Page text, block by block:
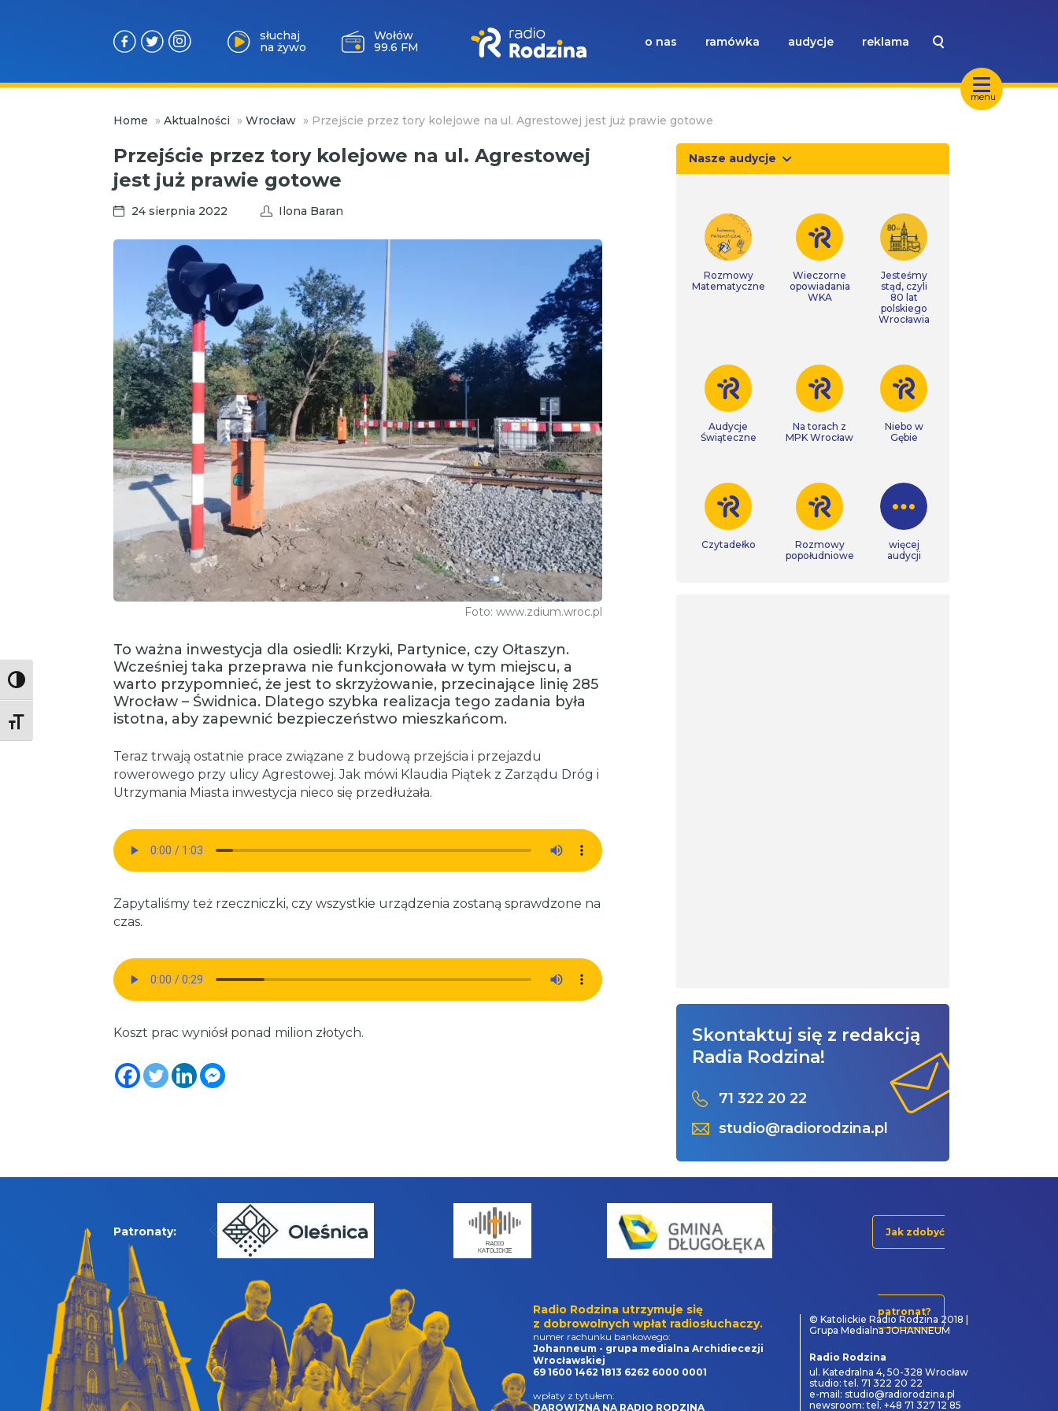
Toggle High Contrast
Toggle Font size
menu
słuchaj
na żywo
Milicz
88.5 FM
o nas ramówka audycje reklama
Home » Aktualności » Wrocław » Przejście przez tory kolejowe na ul. Agrestowej jest już prawie gotowe
Przejście przez tory kolejowe na ul. Agrestowej
jest już prawie gotowe
24 sierpnia 2022 Ilona Baran
Foto: www.zdium.wroc.pl
To ważna inwestycja dla osiedli: Krzyki, Partynice, czy Ołtaszyn.
Wcześniej taka przeprawa nie funkcjonowała w tym miejscu, a
warto przypomnieć, że jest to skrzyżowanie, przecinające linię 285
Wrocław – Świdnica. Dlatego szybka realizacja tego zadania była
istotna, aby zapewnić bezpieczeństwo mieszkańcom.
Teraz trwają ostatnie prace związane z budową przejścia i przejazdu
rowerowego przy ulicy Agrestowej. Jak mówi Klaudia Piątek z Zarządu Dróg i
Utrzymania Miasta inwestycja nieco się przedłużała.
Zapytaliśmy też rzeczniczki, czy wszystkie urządzenia zostaną sprawdzone na
czas.
Koszt prac wyniósł ponad milion złotych.
Nasze audycje
Rozmowy
Matematyczne
Wieczorne
opowiadania
WKA
Jesteśmy
stąd, czyli
80 lat
polskiego
Wrocławia
Audycje
Świąteczne
Na torach z
MPK Wrocław
Niebo w
Gębie
Czytadełko
Rozmowy
popołudniowe
więcej
audycji
Skontaktuj się z redakcją
Radia Rodzina!
71 322 20 22
studio@radiorodzina.pl
Patronaty: Jak zdobyć
patronat?
Radio Rodzina utrzymuje się
z dobrowolnych wpłat radiosłuchaczy.
numer rachunku bankowego:
Johanneum - grupa medialna Archidiecezji
Wrocławskiej
69 1600 1462 1813 6262 6000 0001
wpłaty z tytułem:
DAROWIZNA NA RADIO RODZINA
© Katolickie Radio Rodzina 2018 |
Grupa Medialna JOHANNEUM
Radio Rodzina
ul. Katedralna 4, 50-328 Wrocław
studio: tel. 71 322 20 22
e-mail: studio@radiorodzina.pl
newsroom: tel. +48 71 327 12 85